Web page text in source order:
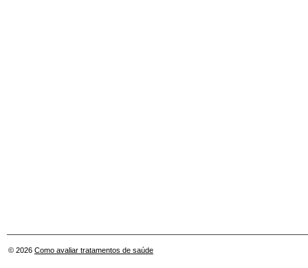
© 2026 Como avaliar tratamentos de saúde